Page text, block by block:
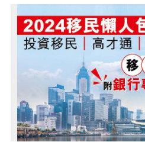
下载中心
按揭全面睇
新闻/研究
公司动态